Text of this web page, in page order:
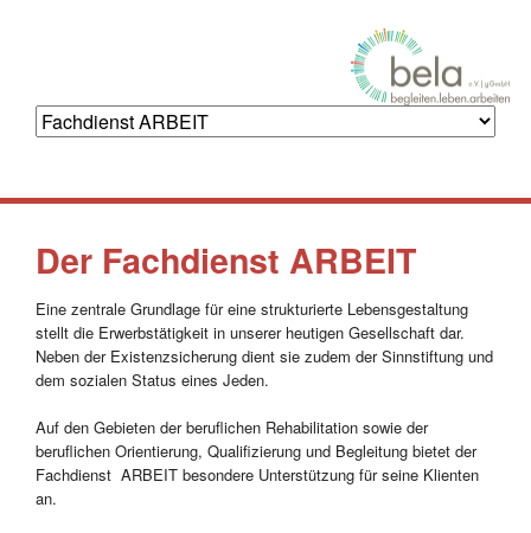
Der Fachdienst ARBEIT
Eine zentrale Grundlage für eine strukturierte Lebensgestaltung
stellt die Erwerbstätigkeit in unserer heutigen Gesellschaft dar.
Neben der Existenzsicherung dient sie zudem der Sinnstiftung und
dem sozialen Status eines Jeden.
Auf den Gebieten der beruflichen Rehabilitation sowie der
beruflichen Orientierung, Qualifizierung und Begleitung bietet der
Fachdienst ARBEIT besondere Unterstützung für seine Klienten
an.